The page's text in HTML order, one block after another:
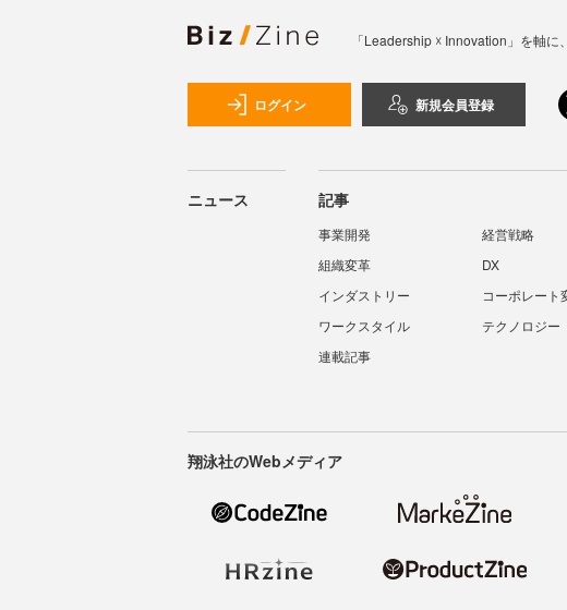
「Leadership ☓ Innovation」を軸
ログイン 新規会員登録
ニュース 記事
事業開発
経営戦略
組織変革
DX
インダストリー
コーポレート
ワークスタイル
テクノロジー
連載記事
翔泳社のWebメディア